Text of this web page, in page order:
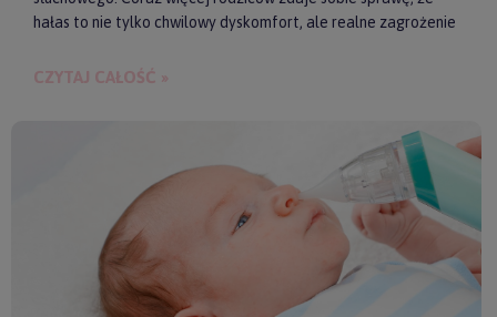
hałas to nie tylko chwilowy dyskomfort, ale realne zagrożenie
słuchawki ochronne przestają być postrzegane jako zbędny
CZYTAJ CAŁOŚĆ »